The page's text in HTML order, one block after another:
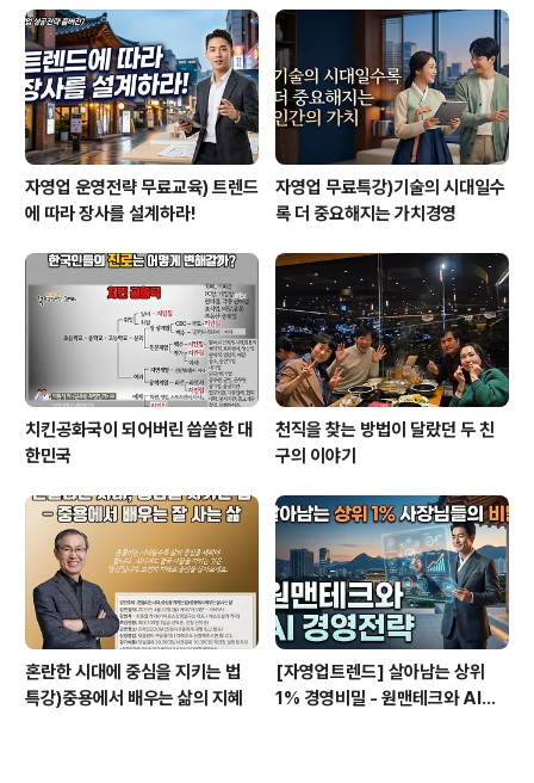
자영업 운영전략 무료교육) 트렌드
에 따라 장사를 설계하라!
자영업 무료특강)기술의 시대일수
록 더 중요해지는 가치경영
치킨공화국이 되어버린 씁쓸한 대
한민국
천직을 찾는 방법이 달랐던 두 친
구의 이야기
혼란한 시대에 중심을 지키는 법
특강)중용에서 배우는 삶의 지혜
[자영업트렌드] 살아남는 상위
1% 경영비밀 - 원맨테크와 AI경